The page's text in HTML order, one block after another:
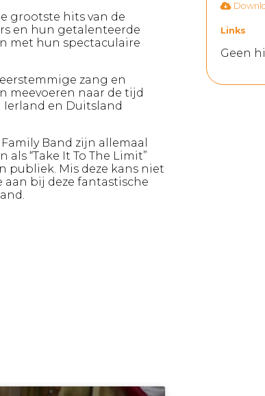
grootste hits van de
en hun getalenteerde
met hun spectaculaire
zang en
meevoeren naar de tijd
Ierland en Duitsland
Band zijn allemaal
“Take It To The Limit”
publiek. Mis deze kans niet
aan bij deze fantastische
Links
Geen